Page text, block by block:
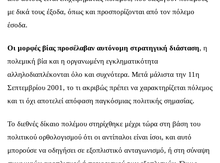
με δικά τους έξοδα, όπως και προσπορίζονται από τον πόλεμο
έσοδα.
Οι μορφές βίας προσέλαβαν αυτόνομη στρατηγική διάσταση, η
πολεμική βία και η οργανωμένη εγκληματικότητα
αλληλοδιαπλέκονται όλο και συχνότερα. Μετά μάλιστα την 11η
Σεπτεμβρίου 2001, το τι ακριβώς πρέπει να χαρακτηρίζεται πόλεμος
και τι όχι αποτελεί απόφαση παγκόσμιας πολιτικής σημασίας.
Το διεθνές δίκαιο πολέμου στηρίχθηκε μέχρι τώρα στη βάση του
πολιτικού ορθολογισμού ότι οι αντίπαλοι είναι ίσοι, και αυτό
μπορούσε να οδηγήσει σε εξοπλιστικό ανταγωνισμό, ή στη σύναψη